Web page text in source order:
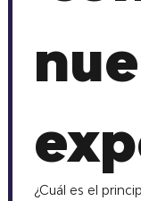
¿Cuál es el